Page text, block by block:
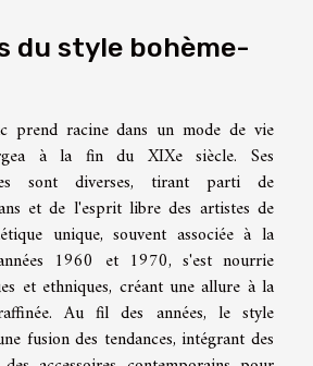
du style bohème-
prend racine dans un mode de vie
à la fin du XIXe siècle. Ses
sont diverses, tirant parti de
et de l'esprit libre des artistes de
unique, souvent associée à la
1960 et 1970, s'est nourrie
et ethniques, créant une allure à la
Au fil des années, le style
fusion des tendances, intégrant des